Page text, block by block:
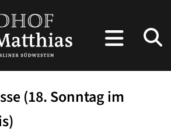
(18. Sonntag im